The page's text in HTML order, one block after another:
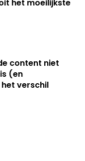
het moeilijkste
content niet
(en
verschil